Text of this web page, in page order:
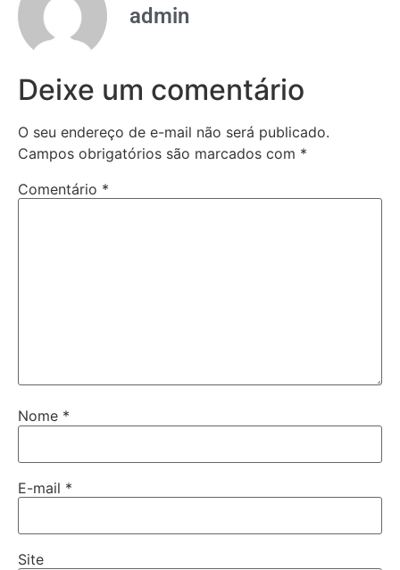
admin
Deixe um comentário
O seu endereço de e-mail não será publicado.
Campos obrigatórios são marcados com *
Comentário *
Nome *
E-mail *
Site